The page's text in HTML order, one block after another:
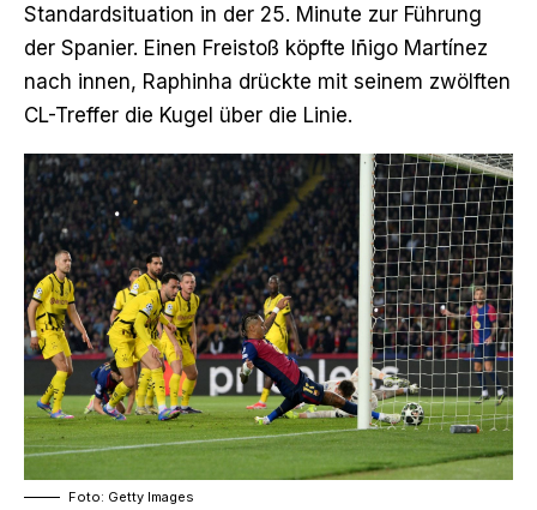
Standardsituation in der 25. Minute zur Führung
der Spanier. Einen Freistoß köpfte Iñigo Martínez
nach innen, Raphinha drückte mit seinem zwölften
CL-Treffer die Kugel über die Linie.
Foto: Getty Images